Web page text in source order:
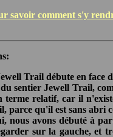
savoir comment s'y
Trail débute en face
sentier Jewell Trail,
terme relatif, car il
parce qu'il est sans abri
nous avons débuté à
sur la gauche, et